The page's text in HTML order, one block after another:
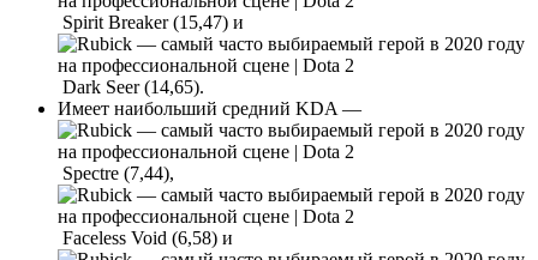
Spirit Breaker (15,47) и
Dark Seer (14,65).
Имеет наибольший средний KDA —
Spectre (7,44),
Faceless Void (6,58) и